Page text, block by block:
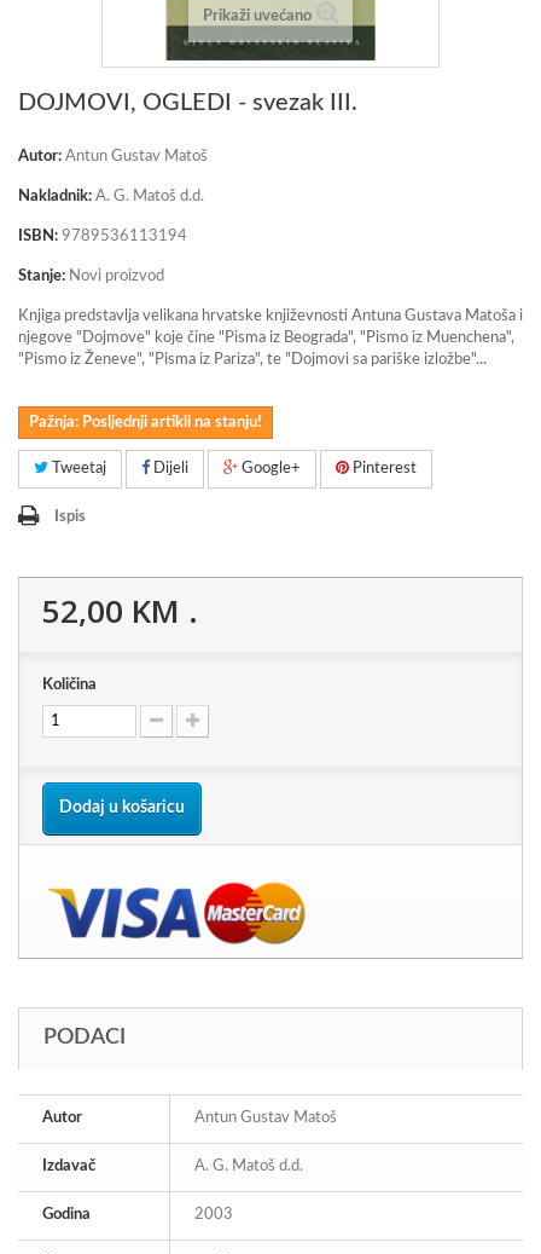
Prikaži uvećano
DOJMOVI, OGLEDI - svezak III.
Autor: Antun Gustav Matoš
Nakladnik: A. G. Matoš d.d.
ISBN: 9789536113194
Stanje: Novi proizvod
Knjiga predstavlja velikana hrvatske književnosti Antuna Gustava Matoša i
njegove "Dojmove" koje čine "Pisma iz Beograda", "Pismo iz Muenchena",
"Pismo iz Ženeve", "Pisma iz Pariza", te "Dojmovi sa pariške izložbe"...
Pažnja: Posljednji artikli na stanju!
Tweetaj Dijeli Google+ Pinterest
Ispis
52,00 KM .
Količina
Dodaj u košaricu
PODACI
Autor Antun Gustav Matoš
Izdavač A. G. Matoš d.d.
Godina 2003